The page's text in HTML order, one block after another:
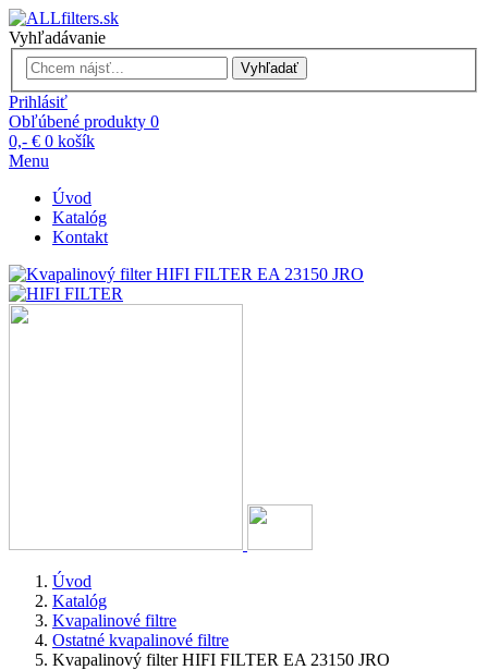
Vyhľadávanie
Vyhľadať
Prihlásiť
Obľúbené produkty 0
0,- € 0 košík
Menu
Úvod
Katalóg
Kontakt
Úvod
Katalóg
Kvapalinové filtre
Ostatné kvapalinové filtre
Kvapalinový filter HIFI FILTER EA 23150 JRO